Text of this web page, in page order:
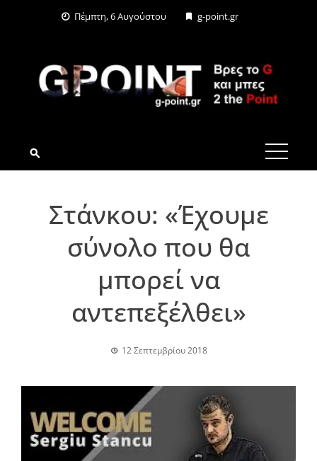
Πέμπτη, 6 Αυγούστου g-point.gr
G-POINT.GR
Στάνκου: «Έχουμε
σύνολο που θα
μπορεί να
αντεπεξέλθει»
12 Σεπτεμβρίου 2018